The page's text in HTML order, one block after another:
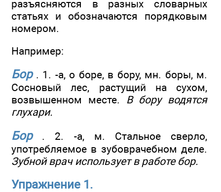
разъясняются в разных словарных
статьях и обозначаются порядковым
номером.
Например:
Бор. 1. -а, о боре, в бору, мн. боры, м.
Сосновый лес, растущий на сухом,
возвышенном месте. В бору водятся
глухари.
Бор. 2. -а, м. Стальное сверло,
употребляемое в зубоврачебном деле.
Зубной врач использует в работе бор.
Упражнение 1.